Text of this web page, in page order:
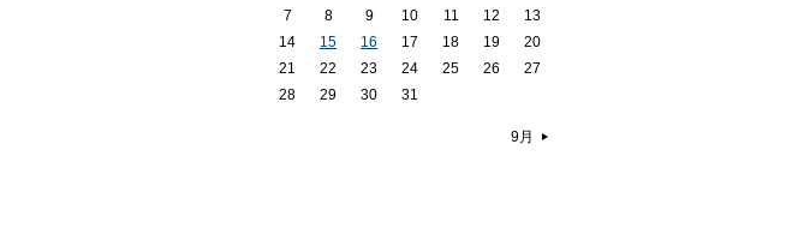
9月
7
8 9 10 11 12
13
14
15 16 17 18 19
20
21
22 23 24 25 26
27
28
29 30 31